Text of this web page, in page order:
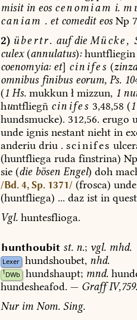
misitineos cenomiam i.
caniam .etcomediteosNp
2) übertr. aufdie Mücke,
culex(annulatus):huntfliegin
coenomyia:et] cinifes (
omnibusfinibuseorum,Ps.
(1Hs. mukkunłmizzun, 1
huntflieg cinifes 3,48,58 (1
hundsmucke). 312,56. erugo
undeignisnestantniehtin
anderiudriu. scinifes
(huntfliegarudafinstrina)
sie(diebösenEngel) doh
/Bd. 4, Sp. 1371/ (frosca) unde
(huntfliega) ... dazistin
Vgl.huntesflioga.
hunthoubit st. n.; vgl. mhd.
Lexer hundshoubet, nhd.
1DWb hundshaupt; mnd.
hundesheafod. — Graff IV,759.
NurimNom.Sing.